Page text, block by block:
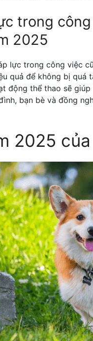
trong
2025
lực trong công việc
quả để không bị
động thể thao sẽ
bạn bè và đồng
2025